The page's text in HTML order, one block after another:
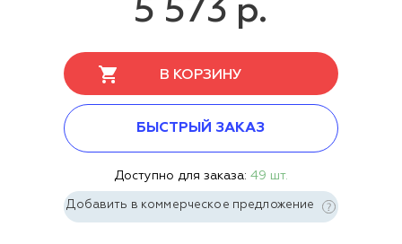
5 573 р.
В КОРЗИНУ
БЫСТРЫЙ ЗАКАЗ
Доступно для заказа: 49 шт.
Добавить в коммерческое предложение